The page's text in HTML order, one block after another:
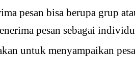
pesan bisa berupa grup
pesan sebagai
untuk menyampaikan